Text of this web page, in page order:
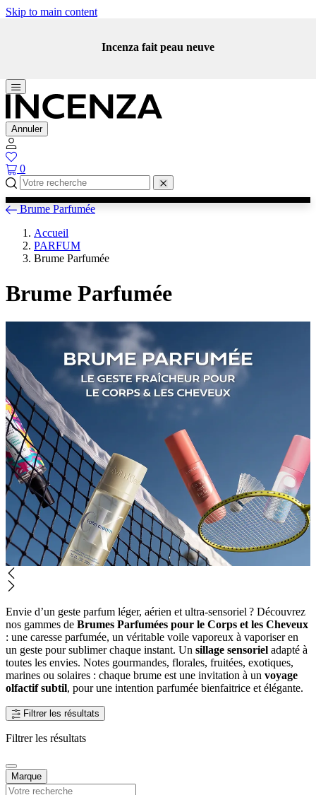
Skip to main content
Incenza fait peau neuve
Annuler
0
Brume Parfumée
Accueil
PARFUM
Brume Parfumée
Brume Parfumée
Envie d’un geste parfum léger, aérien et ultra-sensoriel ? Découvrez
nos gammes de Brumes Parfumées pour le Corps et les Cheveux
: une caresse parfumée, un véritable voile vaporeux à vaporiser en
un geste pour sublimer chaque instant. Un sillage sensoriel adapté à
toutes les envies. Notes gourmandes, florales, fruitées, exotiques,
marines ou solaires : chaque brume est une invitation à un voyage
olfactif subtil, pour une intention parfumée bienfaitrice et élégante.
Filtrer les résultats
Filtrer les résultats
Marque